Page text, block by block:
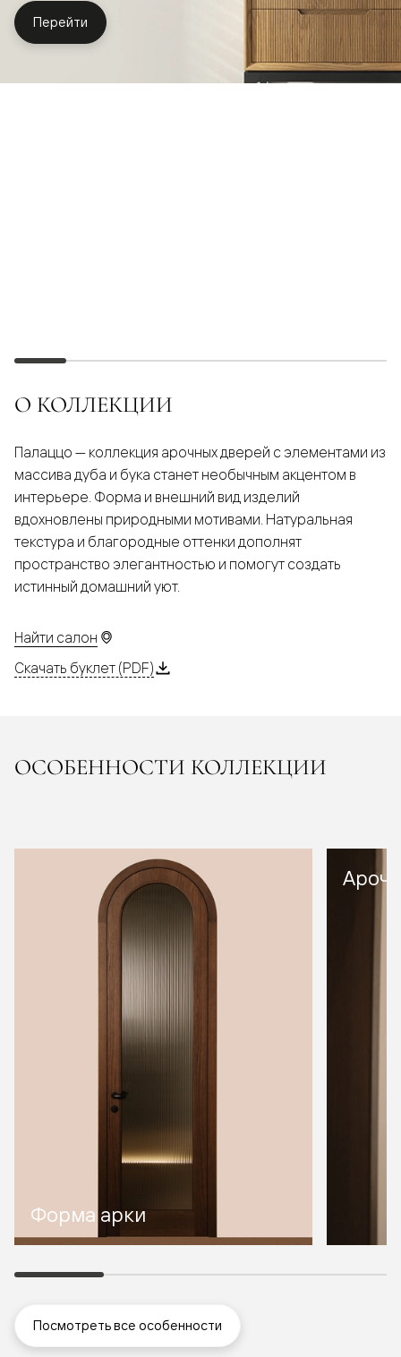
Перейти
О КОЛЛЕКЦИИ
Палаццо — коллекция арочных дверей с элементами из
массива дуба и бука станет необычным акцентом в
интерьере. Форма и внешний вид изделий
вдохновлены природными мотивами. Натуральная
текстура и благородные оттенки дополнят
пространство элегантностью и помогут создать
истинный домашний уют.
Найти салон
Скачать буклет (PDF)
ОСОБЕННОСТИ КОЛЛЕКЦИИ
Форма арки
Посмотреть все особенности